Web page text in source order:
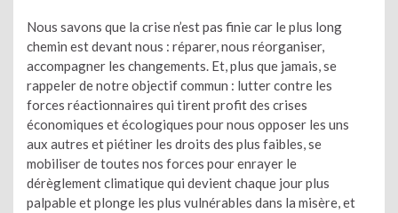
Nous savons que la crise n’est pas finie car le plus long
chemin est devant nous : réparer, nous réorganiser,
accompagner les changements. Et, plus que jamais, se
rappeler de notre objectif commun : lutter contre les
forces réactionnaires qui tirent profit des crises
économiques et écologiques pour nous opposer les uns
aux autres et piétiner les droits des plus faibles, se
mobiliser de toutes nos forces pour enrayer le
dérèglement climatique qui devient chaque jour plus
palpable et plonge les plus vulnérables dans la misère, et